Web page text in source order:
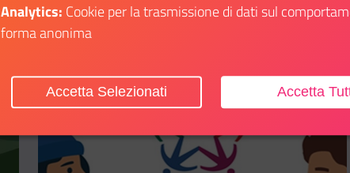
Aggiungi ai preferiti
Analytics: Cookie per la trasmissione di dati sul
forma anonima
Accetta
Accetta Selezionati